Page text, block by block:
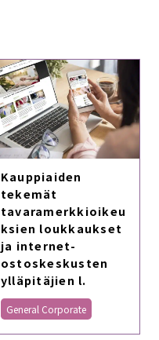
Kauppiaiden
tekemät
tavaramerkkioikeu
ksien loukkaukset
ja internet-
ostoskeskusten
ylläpitäjien l.
General Corporate